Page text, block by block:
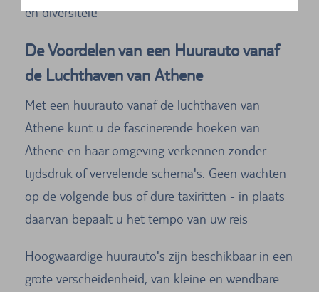
en diversiteit!
De Voordelen van een Huurauto vanaf
de Luchthaven van Athene
Met een huurauto vanaf de luchthaven van
Athene kunt u de fascinerende hoeken van
Athene en haar omgeving verkennen zonder
tijdsdruk of vervelende schema's. Geen wachten
op de volgende bus of dure taxiritten - in plaats
daarvan bepaalt u het tempo van uw reis
Hoogwaardige huurauto's zijn beschikbaar in een
grote verscheidenheid, van kleine en wendbare